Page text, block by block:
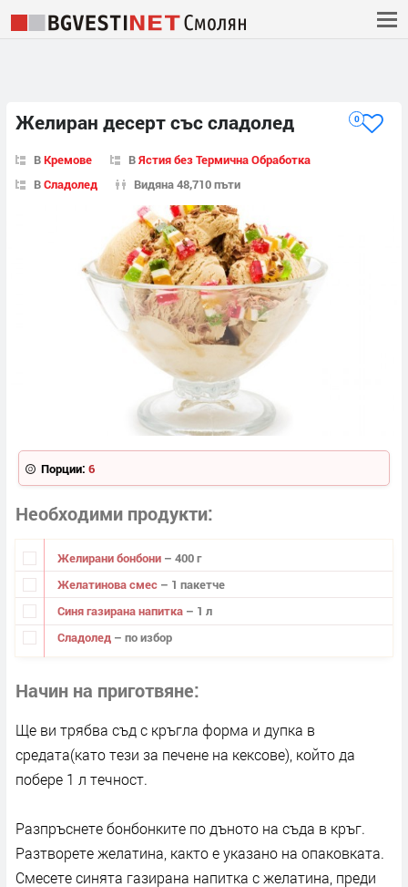
Желиран десерт със сладолед 0
ВКремове ВЯстия без Термична Обработка
ВСладолед Видяна 48,710 пъти
Порции: 6
Необходими продукти
Желирани бонбони – 400 г
Желатинова смес – 1 пакетче
Синя газирана напитка – 1 л
Сладолед – по избор
Начин на приготвяне
Ще ви трябва съд с кръгла форма и дупка в
средата(като тези за печене на кексове), който да
побере 1 л течност.
Разпръснете бонбонките по дъното на съда в кръг.
Разтворете желатина, както е указано на опаковката.
Смесете синята газирана напитка с желатина, преди